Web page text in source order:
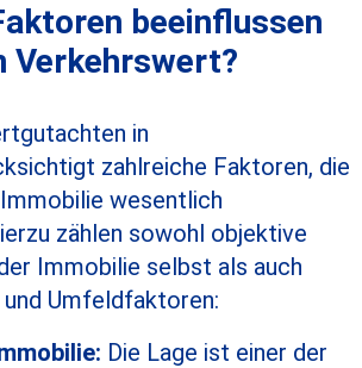
beeinflussen
Verkehrswert?
in
zahlreiche Faktoren, die
wesentlich
zählen sowohl objektive
Immobilie selbst als auch
Umfeldfaktoren:
Die Lage ist einer der